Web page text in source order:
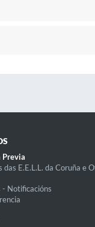
Previa
das E.E.L.L. da Coruña e
- Notificacións